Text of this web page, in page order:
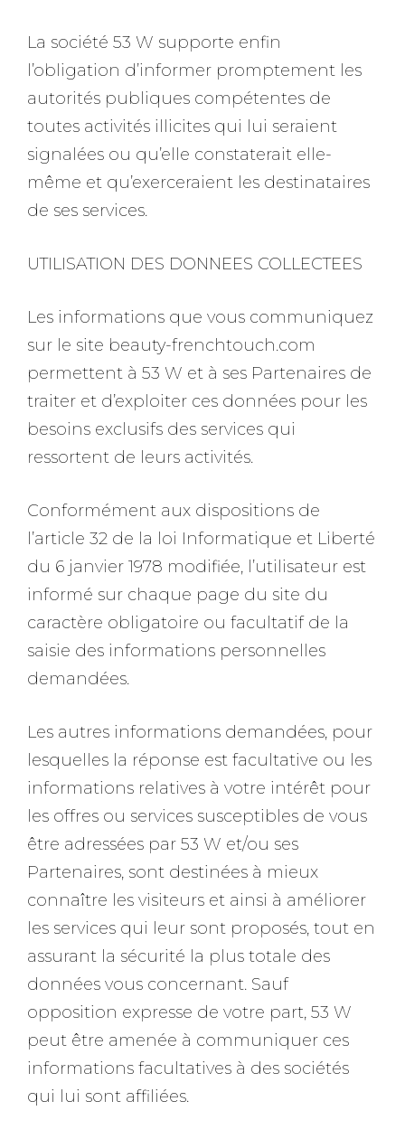
La société 53 W supporte enfin
l’obligation d’informer promptement les
autorités publiques compétentes de
toutes activités illicites qui lui seraient
signalées ou qu’elle constaterait elle-
même et qu’exerceraient les destinataires
de ses services.
UTILISATION DES DONNEES COLLECTEES
Les informations que vous communiquez
sur le site beauty-frenchtouch.com
permettent à 53 W et à ses Partenaires de
traiter et d’exploiter ces données pour les
besoins exclusifs des services qui
ressortent de leurs activités.
Conformément aux dispositions de
l’article 32 de la loi Informatique et Liberté
du 6 janvier 1978 modifiée, l’utilisateur est
informé sur chaque page du site du
caractère obligatoire ou facultatif de la
saisie des informations personnelles
demandées.
Les autres informations demandées, pour
lesquelles la réponse est facultative ou les
informations relatives à votre intérêt pour
les offres ou services susceptibles de vous
être adressées par 53 W et/ou ses
Partenaires, sont destinées à mieux
connaître les visiteurs et ainsi à améliorer
les services qui leur sont proposés, tout en
assurant la sécurité la plus totale des
données vous concernant. Sauf
opposition expresse de votre part, 53 W
peut être amenée à communiquer ces
informations facultatives à des sociétés
qui lui sont affiliées.